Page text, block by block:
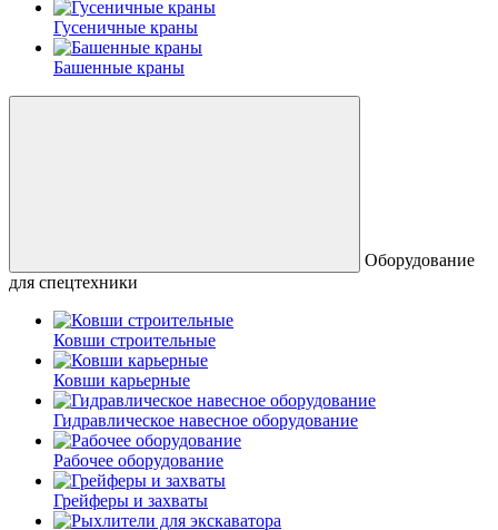
Гусеничные краны
Башенные краны
Оборудование
для спецтехники
Ковши строительные
Ковши карьерные
Гидравлическое навесное оборудование
Рабочее оборудование
Грейферы и захваты